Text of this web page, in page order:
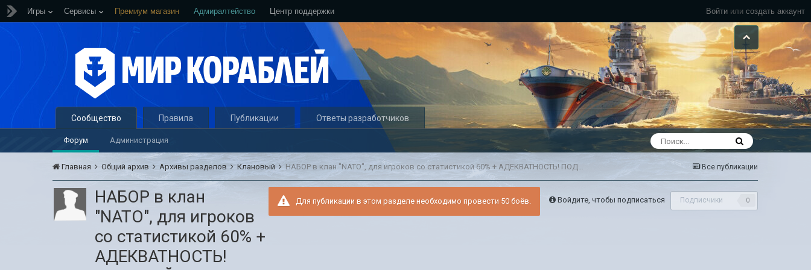
Войти или создать аккаунт
Игры Сервисы Премиум магазин Адмиралтейство Центр поддержки
Сообщество
Форум Администрация
Правила Публикации Ответы разработчиков
Все публикации
Главная Общий архив Архивы разделов Клановый НАБОР в клан "NATO", для игроков cо статистикой 60% + АДЕКВАТНОСТЬ! ПОДАВАЙТЕ ЗАЯВКИ !
Войдите, чтобы подписаться Подписчики 0
Для публикации в этом разделе необходимо провести 50 боёв.
НАБОР в клан
"NATO", для игроков
cо статистикой 60% +
АДЕКВАТНОСТЬ!